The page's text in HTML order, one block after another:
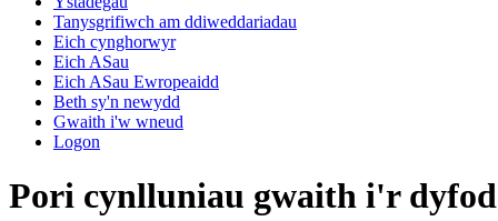
Tanysgrifiwch am ddiweddariadau
Eich cynghorwyr
Eich ASau
Eich ASau Ewropeaidd
Beth sy'n newydd
Gwaith i'w wneud
Logon
Pori cynlluniau gwaith i'r